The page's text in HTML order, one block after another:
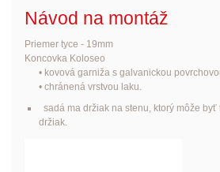
Návod na montáž
Priemer tyce - 19mm
Koncovka Koloseo
• kovová garniža s galvanickou
• chránená vrstvou laku.
sadá ma držiak na stenu, ktorý môže
držiak.